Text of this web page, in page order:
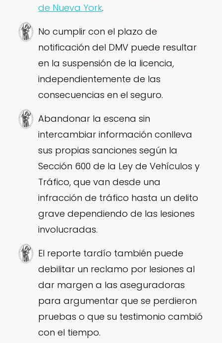
de Nueva York.
No cumplir con el plazo de
notificación del DMV puede resultar
en la suspensión de la licencia,
independientemente de las
consecuencias en el seguro.
Abandonar la escena sin
intercambiar información conlleva
sus propias sanciones según la
Sección 600 de la Ley de Vehículos y
Tráfico, que van desde una
infracción de tráfico hasta un delito
grave dependiendo de las lesiones
involucradas.
El reporte tardío también puede
debilitar un reclamo por lesiones al
dar margen a las aseguradoras
para argumentar que se perdieron
pruebas o que su testimonio cambió
con el tiempo.